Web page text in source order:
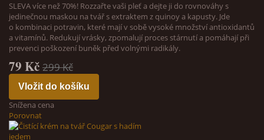
SLEVA více než 70%! Rozzařte vaši pleť a dejte ji do rovnováhy s
jedinečnou maskou na tvář s extraktem z quinoy a kapusty. Jde
o kombinaci potravin, které mají v sobě vysoké množství antioxidantů
a vitamínů. Redukují vrásky, zpomalují proces stárnutí a pomáhají při
prevenci poškození buněk před volnými radikály.
79 Kč 299 Kč
Vložit do košíku
Snížena cena
Porovnat